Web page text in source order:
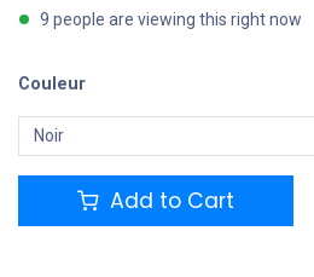
9 people are viewing this right now
Couleur
Add to Cart